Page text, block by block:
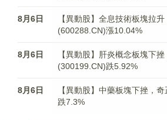
8月6日
【異動股】全息技術板塊拉
(600288.CN)漲10.04%
8月6日
【異動股】肝炎概念板塊下
(300199.CN)跌5.92%
8月6日
【異動股】中藥板塊下挫，
跌7.3%